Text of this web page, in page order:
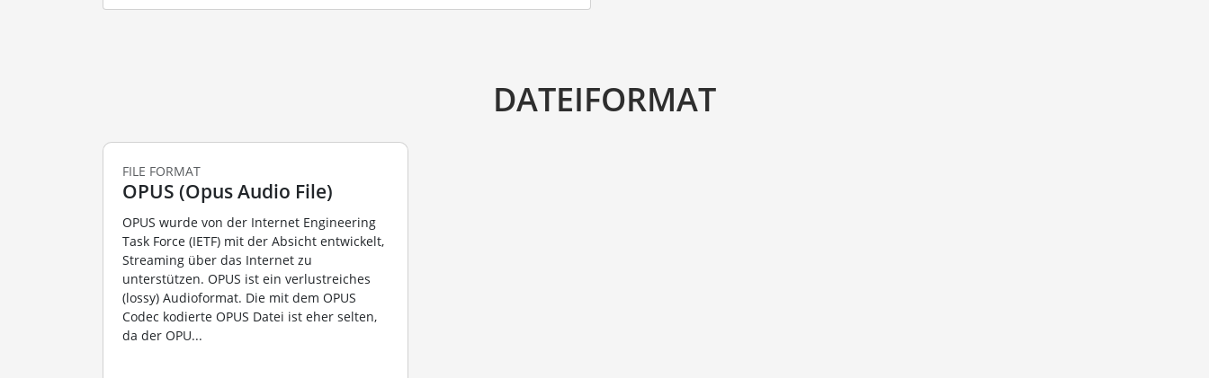
DATEIFORMAT
FILE FORMAT
OPUS (Opus Audio File)
OPUS wurde von der Internet Engineering
Task Force (IETF) mit der Absicht entwickelt,
Streaming über das Internet zu
unterstützen. OPUS ist ein verlustreiches
(lossy) Audioformat. Die mit dem OPUS
Codec kodierte OPUS Datei ist eher selten,
da der OPU...